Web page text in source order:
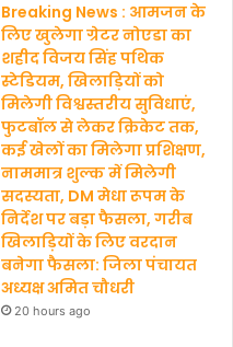
Breaking News : आमजन के
लिए खुलेगा ग्रेटर नोएडा का
शहीद विजय सिंह पथिक
स्टेडियम, खिलाड़ियों को
मिलेगी विश्वस्तरीय सुविधाएं,
फुटबॉल से लेकर क्रिकेट तक,
कई खेलों का मिलेगा प्रशिक्षण,
नाममात्र शुल्क में मिलेगी
सदस्यता, DM मेधा रूपम के
निर्देश पर बड़ा फैसला, गरीब
खिलाड़ियों के लिए वरदान
बनेगा फैसला: जिला पंचायत
अध्यक्ष अमित चौधरी
20 hours ago